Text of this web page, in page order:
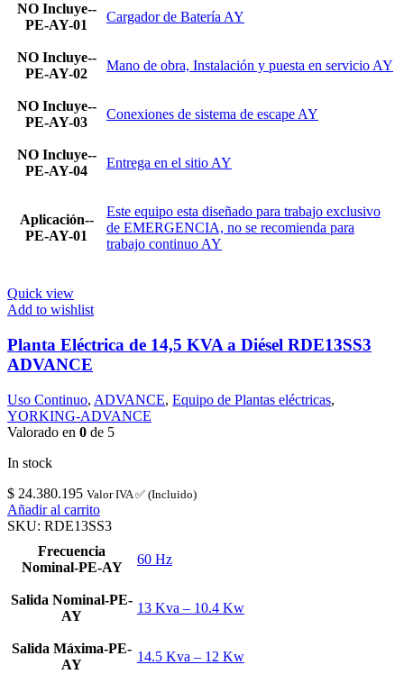
NO Incluye--
PE-AY-01
Cargador de Batería AY
NO Incluye--
PE-AY-02
Mano de obra, Instalación y puesta en servicio AY
NO Incluye--
PE-AY-03
Conexiones de sistema de escape AY
NO Incluye--
PE-AY-04
Entrega en el sitio AY
Aplicación--
PE-AY-01
Este equipo esta diseñado para trabajo exclusivo
de EMERGENCIA, no se recomienda para
trabajo continuo AY
Quick view
Add to wishlist
Planta Eléctrica de 14,5 KVA a Diésel RDE13SS3
ADVANCE
Uso Continuo, ADVANCE, Equipo de Plantas eléctricas,
YORKING-ADVANCE
Valorado en 0 de 5
In stock
$ 24.380.195 Valor IVA ✅ (Incluido)
Añadir al carrito
SKU: RDE13SS3
Frecuencia
Nominal-PE-AY
60 Hz
Salida Nominal-PE-
AY
13 Kva – 10.4 Kw
Salida Máxima-PE-
AY
14.5 Kva – 12 Kw